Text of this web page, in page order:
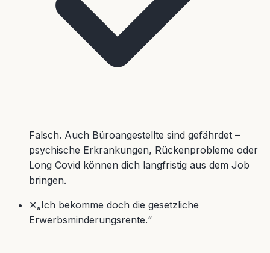
Falsch. Auch Büroangestellte sind gefährdet –
psychische Erkrankungen, Rückenprobleme oder
Long Covid können dich langfristig aus dem Job
bringen.
✕„Ich bekomme doch die gesetzliche
Erwerbsminderungsrente.“